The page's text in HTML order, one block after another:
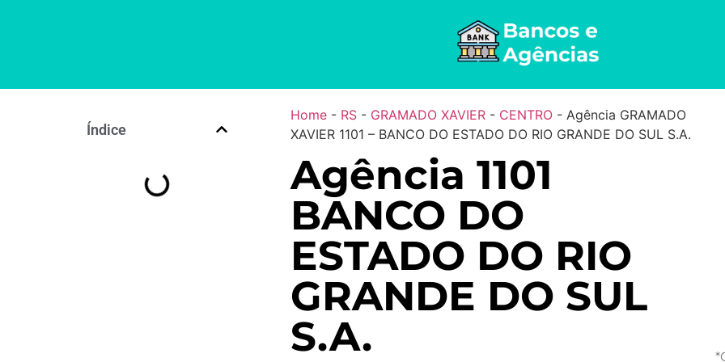
Índice
Home- RS- GRAMADO XAVIER- CENTRO- Agência GRAMADO
XAVIER 1101 – BANCO DO ESTADO DO RIO GRANDE DO SUL S.A.
Agência 1101
BANCO DO
ESTADO DO RIO
GRANDE DO SUL
S.A.